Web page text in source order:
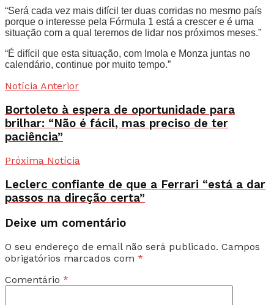
“Será cada vez mais difícil ter duas corridas no mesmo país
porque o interesse pela Fórmula 1 está a crescer e é uma
situação com a qual teremos de lidar nos próximos meses.”
“É difícil que esta situação, com Imola e Monza juntas no
calendário, continue por muito tempo.”
Notícia Anterior
Bortoleto à espera de oportunidade para
brilhar: “Não é fácil, mas preciso de ter
paciência”
Próxima Notícia
Leclerc confiante de que a Ferrari “está a dar
passos na direção certa”
Deixe um comentário
O seu endereço de email não será publicado. Campos
obrigatórios marcados com *
Comentário *